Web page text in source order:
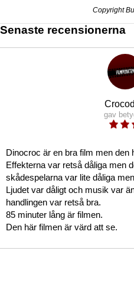
Copyright
Senaste recensionerna
gav
Dinocroc är en bra film men den
Effekterna var retså dåliga men
skådespelarna var lite dåliga
Ljudet var dåligt och musik var
handlingen var retså bra.
85 minuter lång är filmen.
Den här filmen är värd att se.